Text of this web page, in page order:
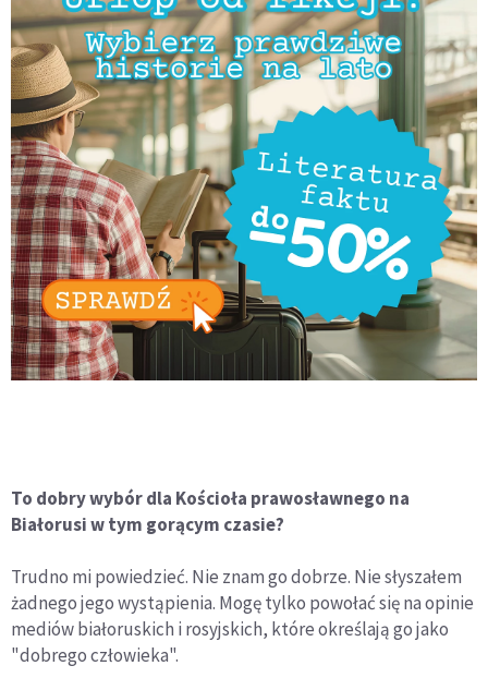
To dobry wybór dla Kościoła prawosławnego na
Białorusi w tym gorącym czasie?
Trudno mi powiedzieć. Nie znam go dobrze. Nie słyszałem
żadnego jego wystąpienia. Mogę tylko powołać się na opinie
mediów białoruskich i rosyjskich, które określają go jako
"dobrego człowieka".